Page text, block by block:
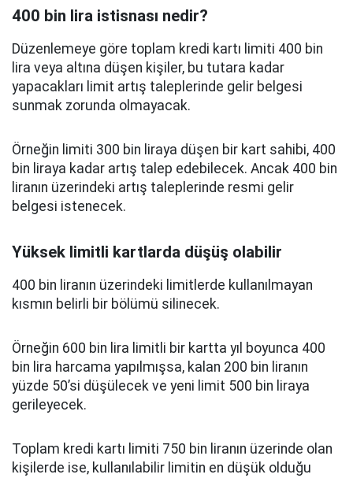
400 bin lira istisnası nedir?
Düzenlemeye göre toplam kredi kartı limiti 400 bin
lira veya altına düşen kişiler, bu tutara kadar
yapacakları limit artış taleplerinde gelir belgesi
sunmak zorunda olmayacak.
Örneğin limiti 300 bin liraya düşen bir kart sahibi, 400
bin liraya kadar artış talep edebilecek. Ancak 400 bin
liranın üzerindeki artış taleplerinde resmi gelir
belgesi istenecek.
Yüksek limitli kartlarda düşüş olabilir
400 bin liranın üzerindeki limitlerde kullanılmayan
kısmın belirli bir bölümü silinecek.
Örneğin 600 bin lira limitli bir kartta yıl boyunca 400
bin lira harcama yapılmışsa, kalan 200 bin liranın
yüzde 50’si düşülecek ve yeni limit 500 bin liraya
gerileyecek.
Toplam kredi kartı limiti 750 bin liranın üzerinde olan
kişilerde ise, kullanılabilir limitin en düşük olduğu